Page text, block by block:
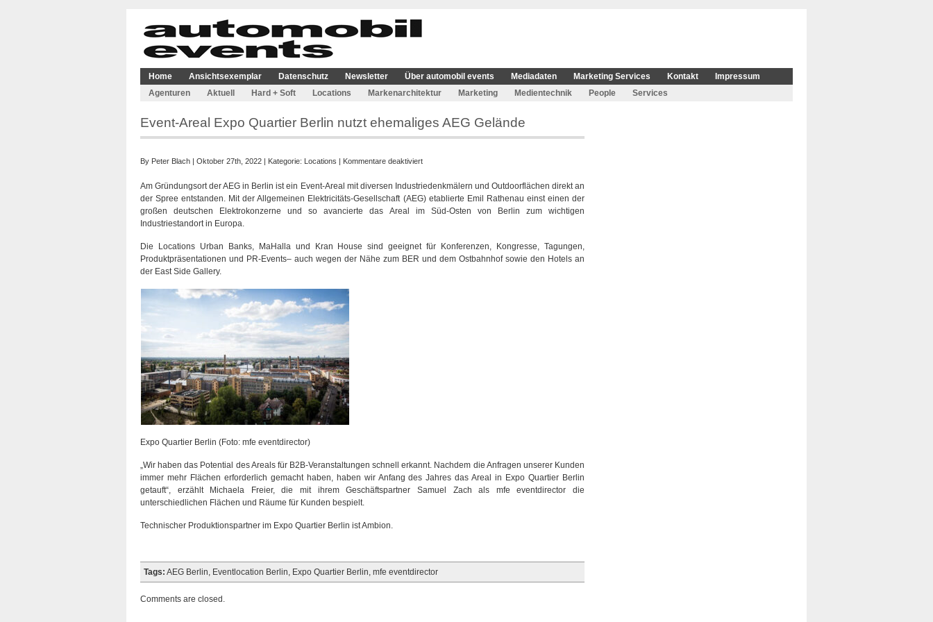
Home Ansichtsexemplar Datenschutz Newsletter Über automobil events Mediadaten Marketing Services Kontakt
Impressum
Agenturen
Aktuell Hard + Soft Locations Markenarchitektur Marketing Medientechnik People Services
Event-Areal Expo Quartier Berlin nutzt ehemaliges AEG Gelände
By Peter Blach | Oktober 27th, 2022 | Kategorie: Locations | Kommentare deaktiviertfür
Areal
Expo
Quartier
ehemaliges
AEG
Am Gründungsort der AEG in Berlin ist ein Event-Areal mit diversen Industriedenkmälern und Outdoorflächen direkt an
der Spree entstanden. Mit der Allgemeinen Elektricitäts-Gesellschaft (AEG) etablierte Emil Rathenau einst einen der
großen deutschen Elektrokonzerne und so avancierte das Areal im Süd-Osten von Berlin zum wichtigen
Industriestandort in Europa.
Die Locations Urban Banks, MaHalla und Kran House sind geeignet für Konferenzen, Kongresse, Tagungen,
Produktpräsentationen und PR-Events– auch wegen der Nähe zum BER und dem Ostbahnhof sowie den Hotels an
der East Side Gallery.
Expo Quartier Berlin (Foto: mfe eventdirector)
„Wir haben das Potential des Areals für B2B-Veranstaltungen schnell erkannt. Nachdem die Anfragen unserer Kunden
immer mehr Flächen erforderlich gemacht haben, haben wir Anfang des Jahres das Areal in Expo Quartier Berlin
getauft“, erzählt Michaela Freier, die mit ihrem Geschäftspartner Samuel Zach als mfe eventdirector die
unterschiedlichen Flächen und Räume für Kunden bespielt.
Technischer Produktionspartner im Expo Quartier Berlin ist Ambion.
Tags: AEG Berlin, Eventlocation Berlin, Expo Quartier Berlin, mfe eventdirector
Comments are closed.